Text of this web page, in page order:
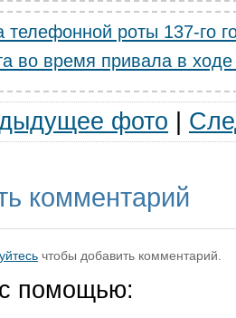
телефонной роты 137-го
во время привала в
фото
комментарий
чтобы добавить комментарий.
помощью: